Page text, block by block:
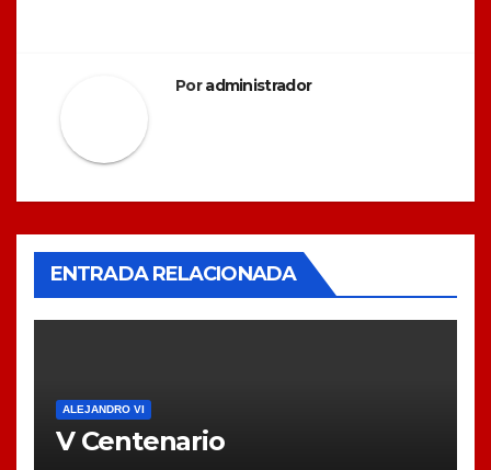
Poradministrador
ENTRADA RELACIONADA
ALEJANDRO VI
V Centenario